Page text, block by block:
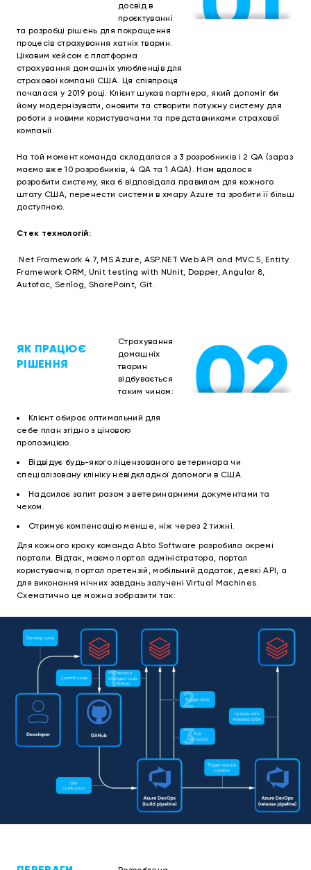
досвід в
проєктуванні
та розробці рішень для покращення
процесів страхування хатніх тварин.
Цікавим кейсом є платформа
страхування домашніх улюбленців для
страхової компанії США. Ця співпраця
почалася у 2019 році. Клієнт шукав партнера, який допоміг би
йому модернізувати, оновити та створити потужну систему для
роботи з новими користувачами та представниками страхової
компанії.
На той момент команда складалася з 3 розробників і 2 QA (зараз
маємо вже 10 розробників, 4 QA та 1 AQA). Нам вдалося
розробити систему, яка б відповідала правилам для кожного
штату США, перенести системи в хмару Azure та зробити її більш
доступною.
Стек технологій:
.Net Framework 4.7, MS Azure, ASP.NET Web API and MVC 5, Entity
Framework ORM, Unit testing with NUnit, Dapper, Angular 8,
Autofac, Serilog, SharePoint, Git.
ЯК ПРАЦЮЄ
РІШЕННЯ
Страхування
домашніх
тварин
відбувається
таким чином:
Клієнт обирає оптимальний для
себе план згідно з ціновою
пропозицією.
Відвідує будь-якого ліцензованого ветеринара чи
спеціалізовану клініку невідкладної допомоги в США.
Надсилає запит разом з ветеринарними документами та
чеком.
Отримує компенсацію менше, ніж через 2 тижні.
Для кожного кроку команда Abto Software розробила окремі
портали. Відтак, маємо портал адміністратора, портал
користувачів, портал претензій, мобільний додаток, деякі API, а
для виконання нічних завдань залучені Virtual Machines.
Схематично це можна зобразити так: